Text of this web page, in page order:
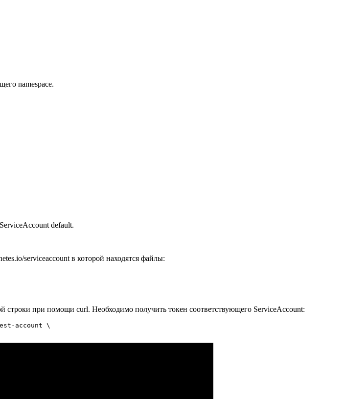
namespace.
default.
serviceaccount в которой находятся файлы:
строки при помощи curl. Необходимо получить токен соответствующего ServiceAccount:
account \